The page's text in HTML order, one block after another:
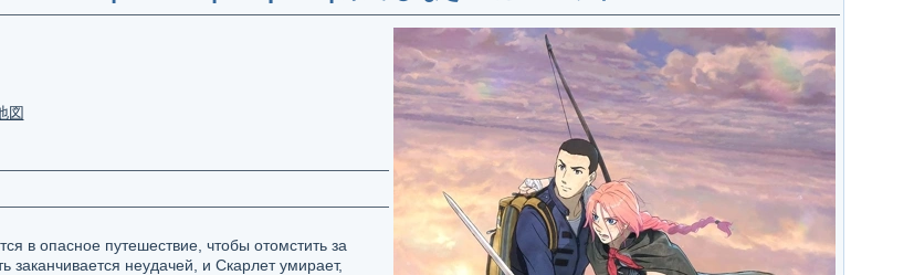
図
в опасное путешествие, чтобы отомстить за
заканчивается неудачей, и Скарлет умирает,